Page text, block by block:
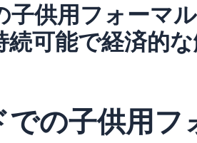
供用フォーマ
可能で経済的
の子供用